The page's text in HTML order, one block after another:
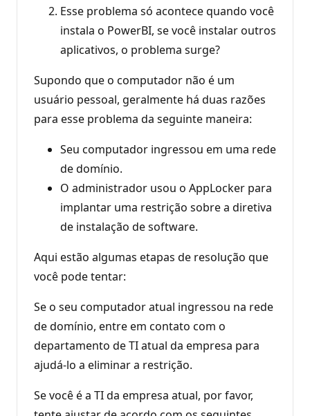
Esse problema só acontece quando você
instala o PowerBI, se você instalar outros
aplicativos, o problema surge?
Supondo que o computador não é um
usuário pessoal, geralmente há duas razões
para esse problema da seguinte maneira:
Seu computador ingressou em uma rede
de domínio.
O administrador usou o AppLocker para
implantar uma restrição sobre a diretiva
de instalação de software.
Aqui estão algumas etapas de resolução que
você pode tentar:
Se o seu computador atual ingressou na rede
de domínio, entre em contato com o
departamento de TI atual da empresa para
ajudá-lo a eliminar a restrição.
Se você é a TI da empresa atual, por favor,